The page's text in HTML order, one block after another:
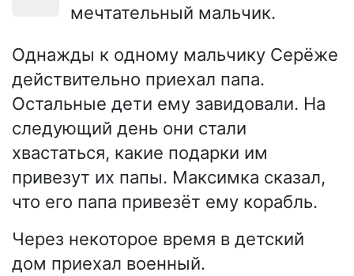
мечтательный мальчик.
Однажды к одному мальчику Серёже
действительно приехал папа.
Остальные дети ему завидовали. На
следующий день они стали
хвастаться, какие подарки им
привезут их папы. Максимка сказал,
что его папа привезёт ему корабль.
Через некоторое время в детский
дом приехал военный.